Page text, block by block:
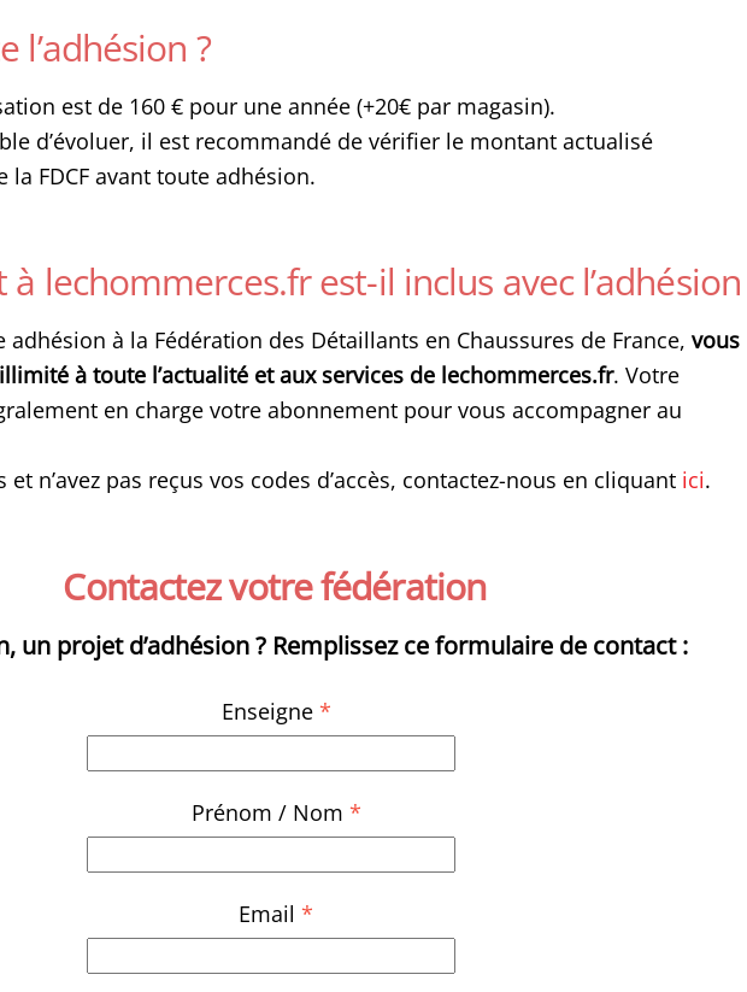
l’adhésion ?
est de 160 € pour une année (+20€ par magasin).
d’évoluer, il est recommandé de vérifier le montant actualisé
FDCF avant toute adhésion.
à lechommerces.fr est-il inclus avec l’adhésion
adhésion à la Fédération des Détaillants en Chaussures de France, vous
à toute l’actualité et aux services de lechommerces.fr. Votre
en charge votre abonnement pour vous accompagner au
n’avez pas reçus vos codes d’accès, contactez-nous en cliquant ici.
Contactez votre fédération
un projet d’adhésion ? Remplissez ce formulaire de contact :
Enseigne *
Prénom / Nom *
Email*